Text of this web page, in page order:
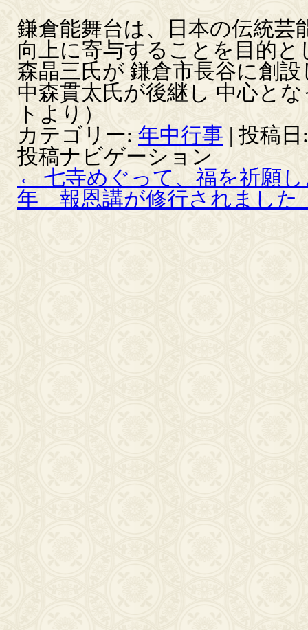
鎌倉能舞台は、日本の伝統芸
向上に寄与することを目的と
森晶三氏が 鎌倉市長谷に創
中森貫太氏が後継し 中心と
トより）
カテゴリー: 年中行事 | 投稿
投稿ナビゲーション
← 七寺めぐって、福を祈願
年 報恩講が修行されました